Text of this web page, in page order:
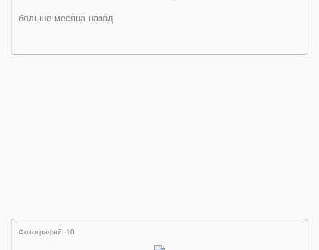
больше месяца назад
Фотографий: 10